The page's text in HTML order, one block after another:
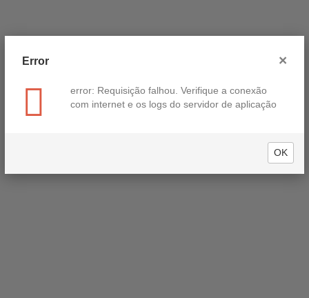
×
Error
error: Requisição falhou. Verifique a conexão
com internet e os logs do servidor de aplicação
OK